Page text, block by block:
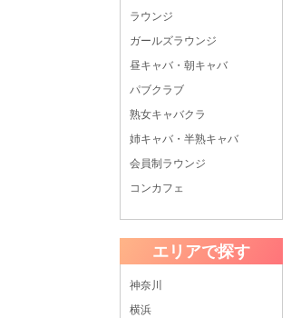
ラウンジ
ガールズラウンジ
昼キャバ・朝キャバ
パブクラブ
熟女キャバクラ
姉キャバ・半熟キャバ
会員制ラウンジ
コンカフェ
エリアで探す
神奈川
横浜